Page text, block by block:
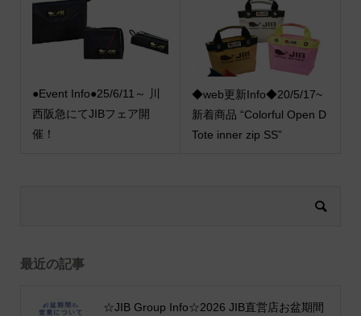
●Event Info●25/6/11～ 川
西阪急にてJIBフェア開
催！
◆web更新Info◆20/5/17~
新着商品 “Colorful Open D
Tote inner zip SS”
最近の記事
☆JIB Group Info☆2026 JIB直営店お盆期間